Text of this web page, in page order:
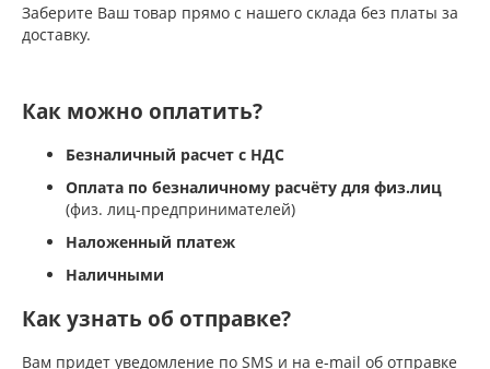
Заберите Ваш товар прямо с нашего склада без платы за
доставку.
Как можно оплатить?
Безналичный расчет с НДС
Оплата по безналичному расчёту для физ.лиц
(физ. лиц-предпринимателей)
Наложенный платеж
Наличными
Как узнать об отправке?
Вам придет уведомление по SMS и на e-mail об отправке